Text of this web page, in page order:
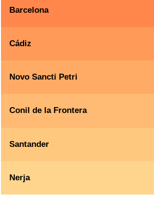
Barcelona
Cádiz
Novo Sancti Petri
Conil de la Frontera
Santander
Nerja